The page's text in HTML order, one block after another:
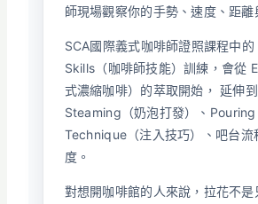
師現場觀察你的手勢、速度、距離
SCA國際義式咖啡師證照課程中
Skills（咖啡師技能）訓練，會從
式濃縮咖啡）的萃取開始， 延伸
Steaming（奶泡打發）、Pouring
Technique（注入技巧）、吧台流
度。
對想開咖啡館的人來說，拉花不是